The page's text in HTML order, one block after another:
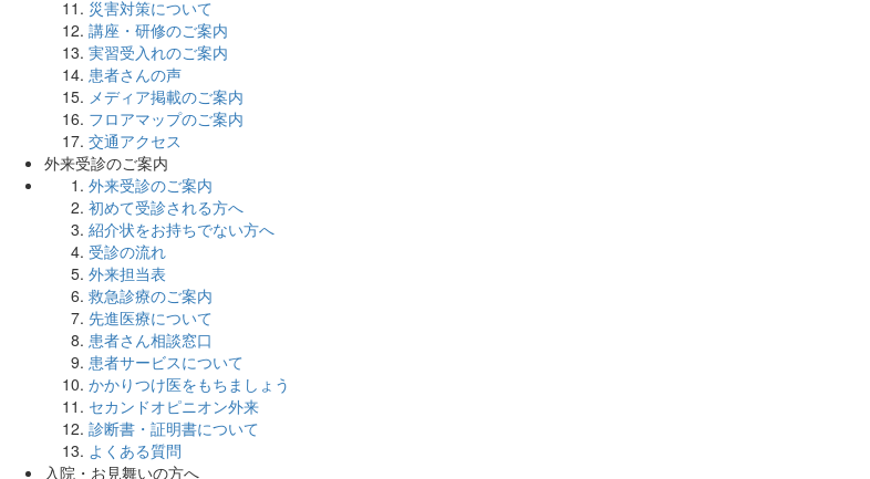
災害対策について
講座・研修のご案内
実習受入れのご案内
患者さんの声
メディア掲載のご案内
フロアマップのご案内
交通アクセス
外来受診のご案内
外来受診のご案内
初めて受診される方へ
紹介状をお持ちでない方へ
受診の流れ
外来担当表
救急診療のご案内
先進医療について
患者さん相談窓口
患者サービスについて
かかりつけ医をもちましょう
セカンドオピニオン外来
診断書・証明書について
よくある質問
入院・お見舞いの方へ